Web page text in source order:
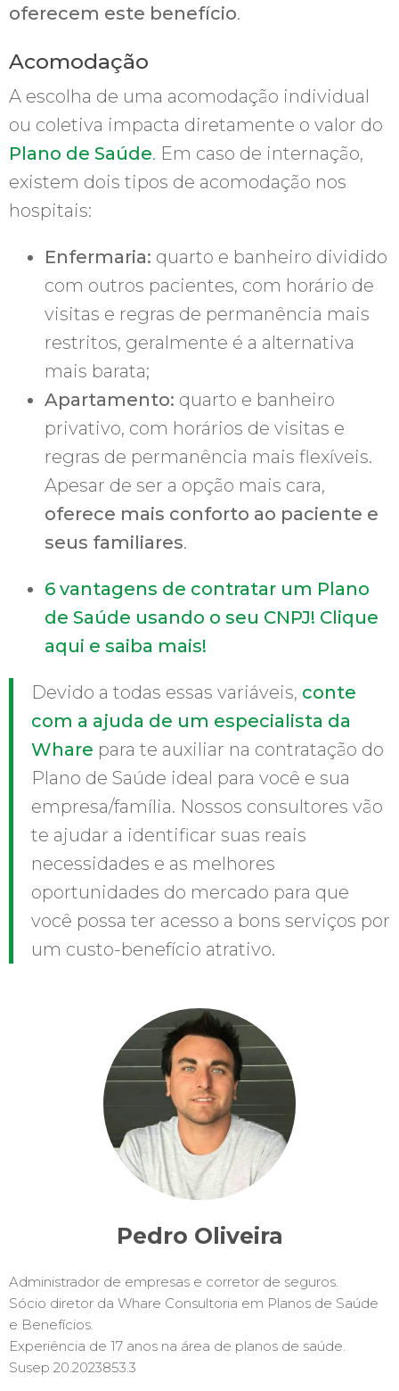
oferecem este benefício.
Acomodação
A escolha de uma acomodação individual
ou coletiva impacta diretamente o valor do
Plano de Saúde. Em caso de internação,
existem dois tipos de acomodação nos
hospitais:
Enfermaria: quarto e banheiro dividido
com outros pacientes, com horário de
visitas e regras de permanência mais
restritos, geralmente é a alternativa
mais barata;
Apartamento: quarto e banheiro
privativo, com horários de visitas e
regras de permanência mais flexíveis.
Apesar de ser a opção mais cara,
oferece mais conforto ao paciente e
seus familiares.
6 vantagens de contratar um Plano
de Saúde usando o seu CNPJ! Clique
aqui e saiba mais!
Devido a todas essas variáveis, conte
com a ajuda de um especialista da
Whare para te auxiliar na contratação do
Plano de Saúde ideal para você e sua
empresa/família. Nossos consultores vão
te ajudar a identificar suas reais
necessidades e as melhores
oportunidades do mercado para que
você possa ter acesso a bons serviços por
um custo-benefício atrativo.
Pedro Oliveira
Administrador de empresas e corretor de seguros.
Sócio diretor da Whare Consultoria em Planos de Saúde
e Benefícios.
Experiência de 17 anos na área de planos de saúde.
Susep 20.2023853.3